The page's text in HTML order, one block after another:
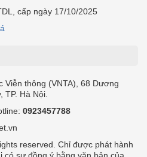
cấp ngày 17/10/2025
Viễn thông (VNTA), 68 Dương
Hà Nội.
0923457788
reserved. Chỉ được phát hành